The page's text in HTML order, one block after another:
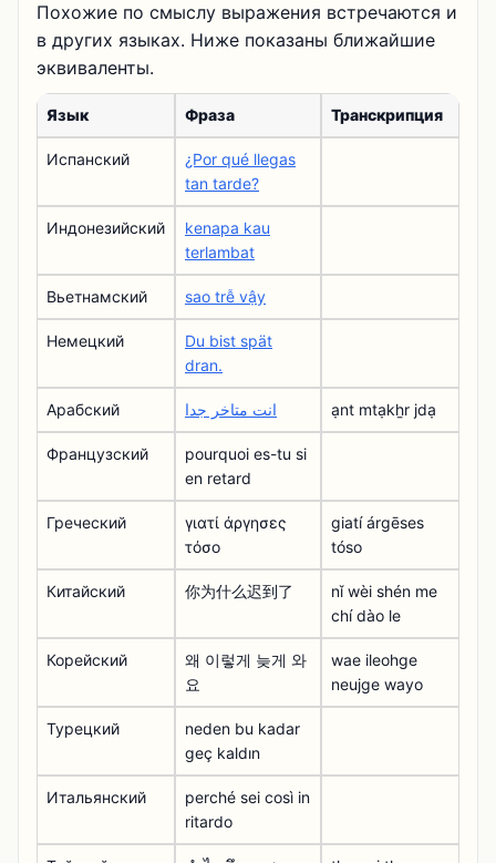
Похожие по смыслу выражения встречаются и
в других языках. Ниже показаны ближайшие
эквиваленты.
Язык Фраза Транскрипция
Испанский
¿Por qué llegas
tan tarde?
Индонезийский
kenapa kau
terlambat
Вьетнамский sao trễ vậy
Немецкий
Du bist spät
dran.
Арабский انت متاخر جدا ạnt mtạkẖr jdạ
Французский
pourquoi es-tu si
en retard
Греческий
γιατί άργησες
τόσο
giatí árgēses
tóso
Китайский 你为什么迟到了
nǐ wèi shén me
chí dào le
Корейский
왜 이렇게 늦게 와
요
wae ileohge
neujge wayo
Турецкий
neden bu kadar
geç kaldın
Итальянский
perché sei così in
ritardo